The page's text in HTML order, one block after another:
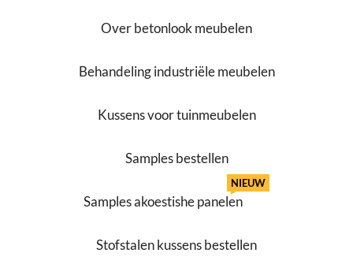
Over betonlook meubelen
Behandeling industriële meubelen
Kussens voor tuinmeubelen
Samples bestellen
Samples akoestishe panelen
NIEUW
Stofstalen kussens bestellen